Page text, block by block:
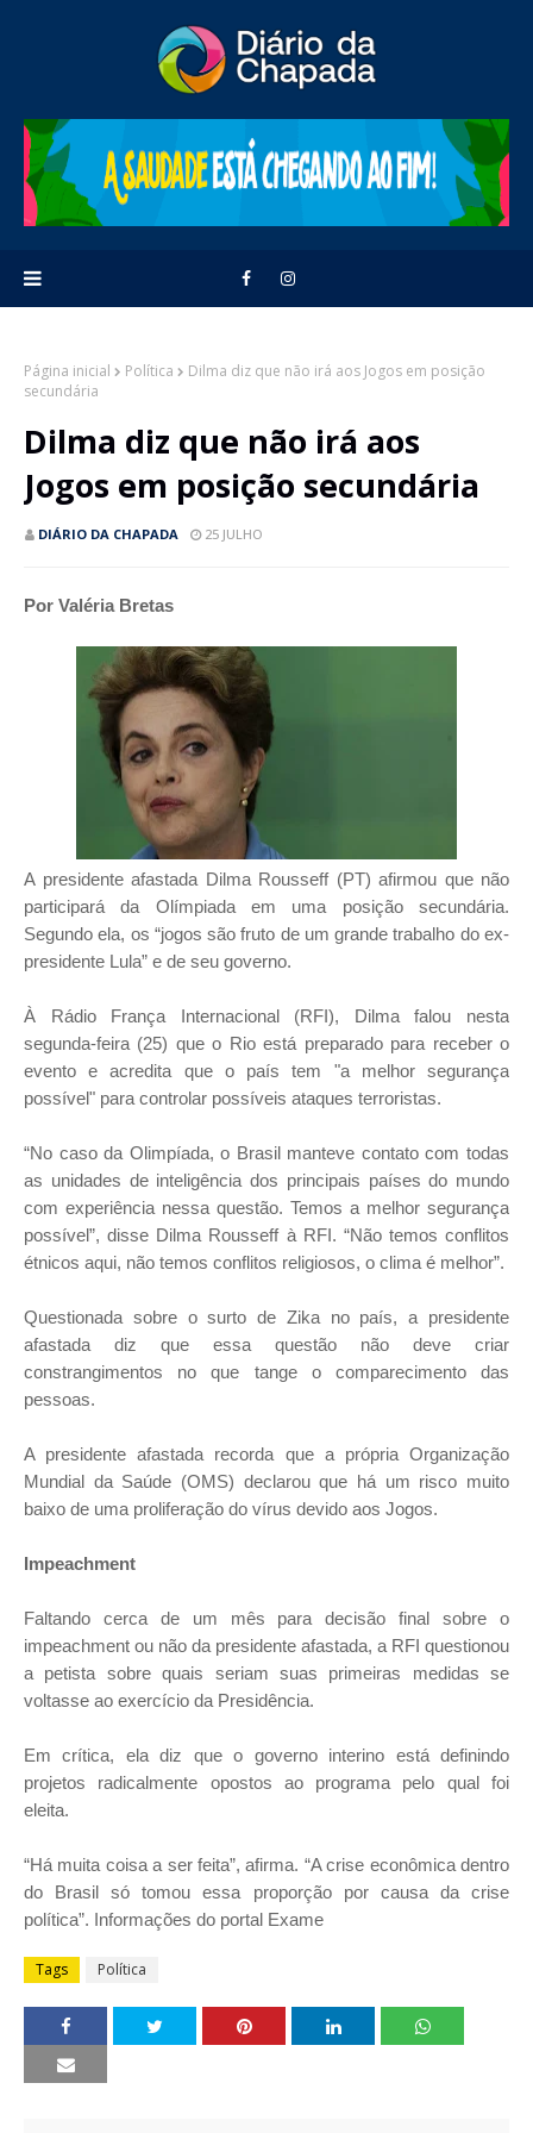
Página inicial Política
Dilma diz que não irá aos Jogos em posição
secundária
Dilma diz que não irá aos
Jogos em posição secundária
DIÁRIO DA CHAPADA 25 JULHO
Por Valéria Bretas
A presidente afastada Dilma Rousseff (PT) afirmou que não
participará da Olímpiada em uma posição secundária.
Segundo ela, os “jogos são fruto de um grande trabalho do ex-
presidente Lula” e de seu governo.
À Rádio França Internacional (RFI), Dilma falou nesta
segunda-feira (25) que o Rio está preparado para receber o
evento e acredita que o país tem "a melhor segurança
possível" para controlar possíveis ataques terroristas.
“No caso da Olimpíada, o Brasil manteve contato com todas
as unidades de inteligência dos principais países do mundo
com experiência nessa questão. Temos a melhor segurança
possível”, disse Dilma Rousseff à RFI. “Não temos conflitos
étnicos aqui, não temos conflitos religiosos, o clima é melhor”.
Questionada sobre o surto de Zika no país, a presidente
afastada diz que essa questão não deve criar
constrangimentos no que tange o comparecimento das
pessoas.
A presidente afastada recorda que a própria Organização
Mundial da Saúde (OMS) declarou que há um risco muito
baixo de uma proliferação do vírus devido aos Jogos.
Impeachment
Faltando cerca de um mês para decisão final sobre o
impeachment ou não da presidente afastada, a RFI questionou
a petista sobre quais seriam suas primeiras medidas se
voltasse ao exercício da Presidência.
Em crítica, ela diz que o governo interino está definindo
projetos radicalmente opostos ao programa pelo qual foi
eleita.
“Há muita coisa a ser feita”, afirma. “A crise econômica dentro
do Brasil só tomou essa proporção por causa da crise
política”. Informações do portal Exame
Tags Política